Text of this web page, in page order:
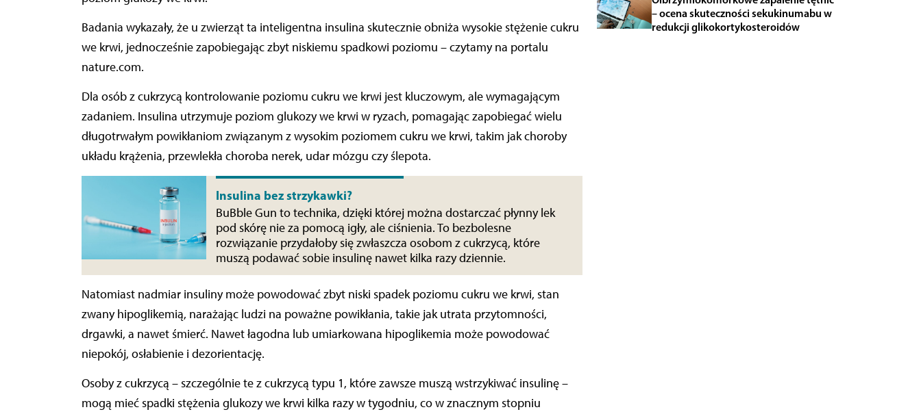
Badania wykazały, że u zwierząt ta inteligentna insulina skutecznie obniża wysokie stężenie cukru
we krwi, jednocześnie zapobiegając zbyt niskiemu spadkowi poziomu – czytamy na portalu
nature.com.
Dla osób z cukrzycą kontrolowanie poziomu cukru we krwi jest kluczowym, ale wymagającym
zadaniem. Insulina utrzymuje poziom glukozy we krwi w ryzach, pomagając zapobiegać wielu
długotrwałym powikłaniom związanym z wysokim poziomem cukru we krwi, takim jak choroby
układu krążenia, przewlekła choroba nerek, udar mózgu czy ślepota.
Insulina bez strzykawki?
BuBble Gun to technika, dzięki której można dostarczać płynny lek
pod skórę nie za pomocą igły, ale ciśnienia. To bezbolesne
rozwiązanie przydałoby się zwłaszcza osobom z cukrzycą, które
muszą podawać sobie insulinę nawet kilka razy dziennie.
Natomiast nadmiar insuliny może powodować zbyt niski spadek poziomu cukru we krwi, stan
zwany hipoglikemią, narażając ludzi na poważne powikłania, takie jak utrata przytomności,
drgawki, a nawet śmierć. Nawet łagodna lub umiarkowana hipoglikemia może powodować
niepokój, osłabienie i dezorientację.
Osoby z cukrzycą – szczególnie te z cukrzycą typu 1, które zawsze muszą wstrzykiwać insulinę –
mogą mieć spadki stężenia glukozy we krwi kilka razy w tygodniu, co w znacznym stopniu
– ocena skuteczności sekukinumabu w
redukcji glikokortykosteroidów